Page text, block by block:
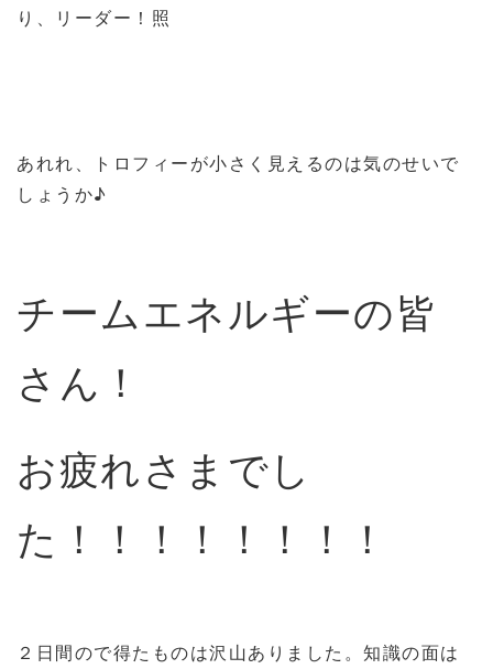
り、リーダー！照
あれれ、トロフィーが小さく見えるのは気のせいで
しょうか♪
チームエネルギーの皆
さん！
お疲れさまでし
た！！！！！！！！
２日間ので得たものは沢山ありました。知識の面は